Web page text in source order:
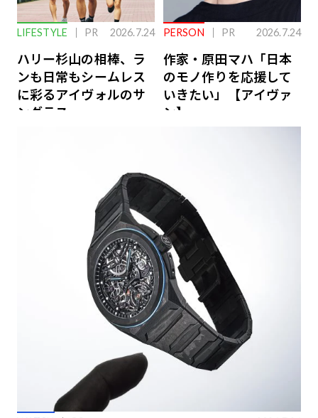
LIFESTYLE PR 2026.7.24
ハリー杉山の相棒、ラ
ンも日常もシームレス
に彩るアイヴォルのサ
ングラス
PERSON PR 2026.7.24
作家・原田マハ「日本
のモノ作りを応援して
いきたい」【アイヴァ
ン】